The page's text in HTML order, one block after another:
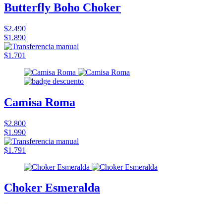
Butterfly Boho Choker
$2.490
$1.890
$1.701
Camisa Roma
$2.800
$1.990
$1.791
Choker Esmeralda